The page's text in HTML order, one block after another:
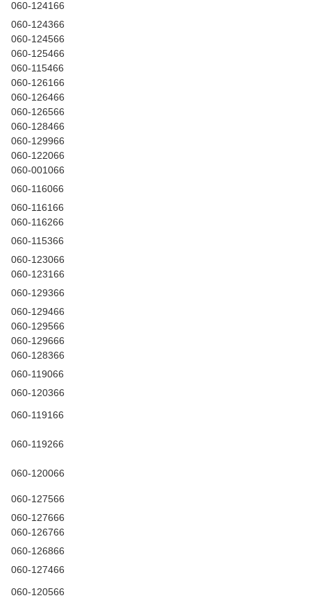
060-124166
060-124366
060-124566
060-125466
060-115466
060-126166
060-126466
060-126566
060-128466
060-129966
060-122066
060-001066
060-116066
060-116166
060-116266
060-115366
060-123066
060-123166
060-129366
060-129466
060-129566
060-129666
060-128366
060-119066
060-120366
060-119166
060-119266
060-120066
060-127566
060-127666
060-126766
060-126866
060-127466
060-120566